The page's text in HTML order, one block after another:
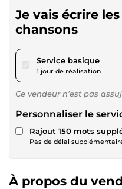
Je vais écrire
chansons
Service basiquepour
1 jour de réalisation
Ce vendeur n’est pas
Personnaliser le
Rajout 150 mots
Pas de délai
À propos du